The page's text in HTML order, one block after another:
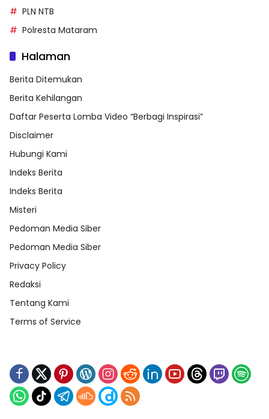
PLN NTB
Polresta Mataram
Halaman
Berita Ditemukan
Berita Kehilangan
Daftar Peserta Lomba Video “Berbagi Inspirasi”
Disclaimer
Hubungi Kami
Indeks Berita
Indeks Berita
Misteri
Pedoman Media Siber
Pedoman Media Siber
Privacy Policy
Redaksi
Tentang Kami
Terms of Service